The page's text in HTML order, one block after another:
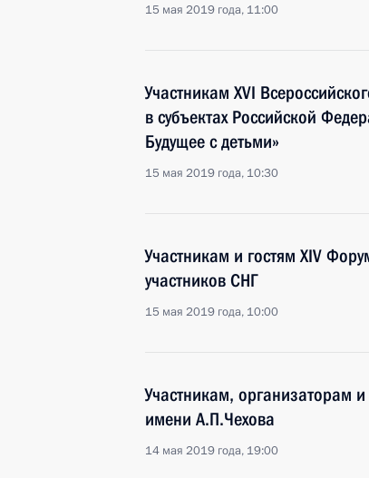
15 мая 2019 года, 11:00
Участникам XVI
в субъектах Российской
Будущее с детьми»
15 мая 2019 года, 10:30
Участникам и гостям XIV
участников СНГ
15 мая 2019 года, 10:00
Участникам, организаторам
имени А.П.Чехова
14 мая 2019 года, 19:00